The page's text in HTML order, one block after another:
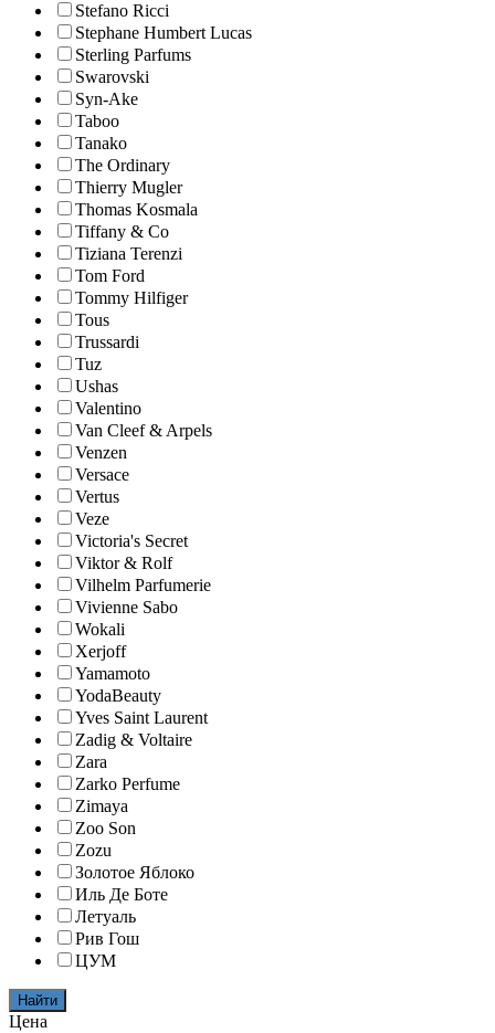
Stefano Ricci
Stephane Humbert Lucas
Sterling Parfums
Swarovski
Syn-Ake
Taboo
Tanako
The Ordinary
Thierry Mugler
Thomas Kosmala
Tiffany & Co
Tiziana Terenzi
Tom Ford
Tommy Hilfiger
Tous
Trussardi
Tuz
Ushas
Valentino
Van Cleef & Arpels
Venzen
Versace
Vertus
Veze
Victoria's Secret
Viktor & Rolf
Vilhelm Parfumerie
Vivienne Sabo
Wokali
Xerjoff
Yamamoto
YodaBeauty
Yves Saint Laurent
Zadig & Voltaire
Zara
Zarko Perfume
Zimaya
Zoo Son
Zozu
Золотое Яблоко
Иль Де Боте
Летуаль
Рив Гош
ЦУМ
Найти
Цена